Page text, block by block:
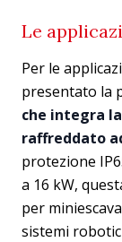
Le
Per le
presentato la
che integra
raffreddato
protezione
a 16 kW,
per
sistemi